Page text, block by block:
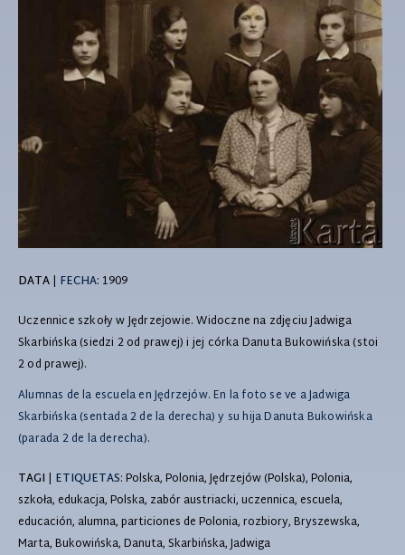
DATA| FECHA: 1909
Uczennice szkoły w Jędrzejowie. Widoczne na zdjęciu Jadwiga
Skarbińska (siedzi 2 od prawej) i jej córka Danuta Bukowińska (stoi
2 od prawej).
Alumnas de la escuela en Jędrzejów. En la foto se ve a Jadwiga
Skarbińska (sentada 2 de la derecha) y su hija Danuta Bukowińska
(parada 2 de la derecha).
TAGI | ETIQUETAS: Polska, Polonia, Jędrzejów (Polska), Polonia,
szkoła, edukacja, Polska, zabór austriacki, uczennica, escuela,
educación, alumna, particiones de Polonia, rozbiory, Bryszewska,
Marta, Bukowińska, Danuta, Skarbińska, Jadwiga